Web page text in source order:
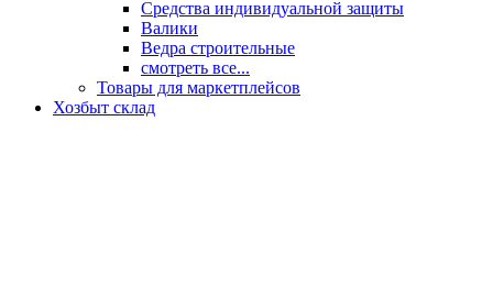
Средства индивидуальной защиты
Валики
Ведра строительные
смотреть все...
Товары для маркетплейсов
Хозбыт склад